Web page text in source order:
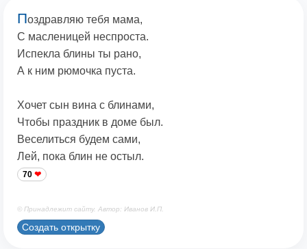
Поздравляю тебя мама,
С масленицей неспроста.
Испекла блины ты рано,
А к ним рюмочка пуста.
Хочет сын вина с блинами,
Чтобы праздник в доме был.
Веселиться будем сами,
Лей, пока блин не остыл.
70
© Принадлежит сайту. Автор: Иванов И.П.
Создать открытку